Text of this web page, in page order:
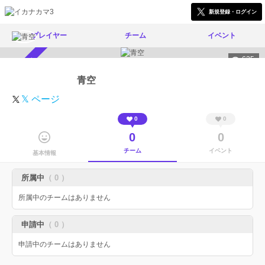
新規登録・ログイン
プレイヤー チーム イベント
625
青空
𝕏 ページ
基本情報
0
0
チーム
0
0
イベント
所属中 （ 0 ）
所属中のチームはありません
申請中 （ 0 ）
申請中のチームはありません